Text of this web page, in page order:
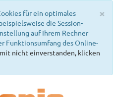
×
für ein optimales
die Session-
auf Ihrem Rechner
Funktionsumfang des Online-
nicht einverstanden, klicken